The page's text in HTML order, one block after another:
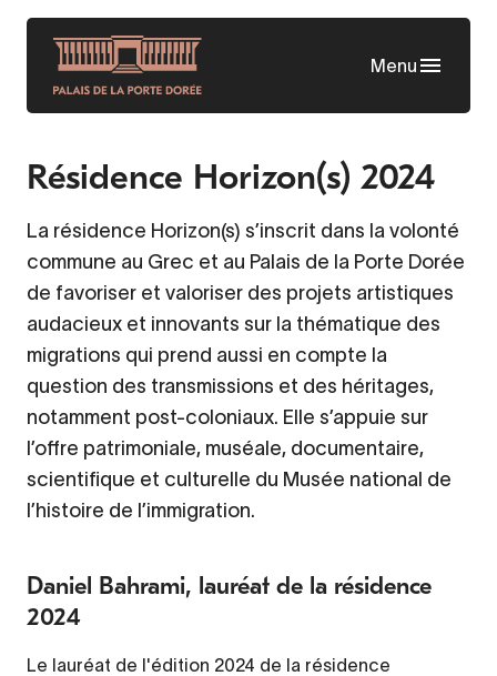
Aller
contenu
principal
Menu
Résidence Horizon(s) 2024
La résidence Horizon(s) s’inscrit dans la volonté
commune au Grec et au Palais de la Porte Dorée
de favoriser et valoriser des projets artistiques
audacieux et innovants sur la thématique des
migrations qui prend aussi en compte la
question des transmissions et des héritages,
notamment post-coloniaux. Elle s’appuie sur
l’offre patrimoniale, muséale, documentaire,
scientifique et culturelle du Musée national de
l’histoire de l’immigration.
Daniel Bahrami, lauréat de la résidence
2024
Le lauréat de l'édition 2024 de la résidence